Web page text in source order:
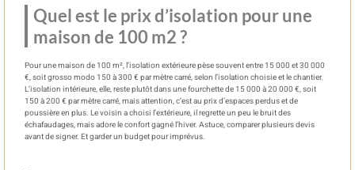
Quel est le prix d’isolation pour une
maison de 100 m2 ?
Pour une maison de 100 m², l’isolation extérieure pèse souvent entre 15 000 et 30 000
€, soit grosso modo 150 à 300 € par mètre carré, selon l’isolation choisie et le chantier.
L’isolation intérieure, elle, reste plutôt dans une fourchette de 15 000 à 20 000 €, soit
150 à 200 € par mètre carré, mais attention, c’est au prix d’espaces perdus et de
poussière en plus. Le voisin a choisi l’extérieure, il regrette un peu le bruit des
échafaudages, mais adore le confort gagné l’hiver. Astuce, comparer plusieurs devis
avant de signer. Et garder un budget pour imprévus.